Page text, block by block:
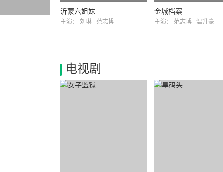
沂蒙六姐妹
主演： 刘琳 范志博
金城档案
主演： 范志博 温升豪
电视剧